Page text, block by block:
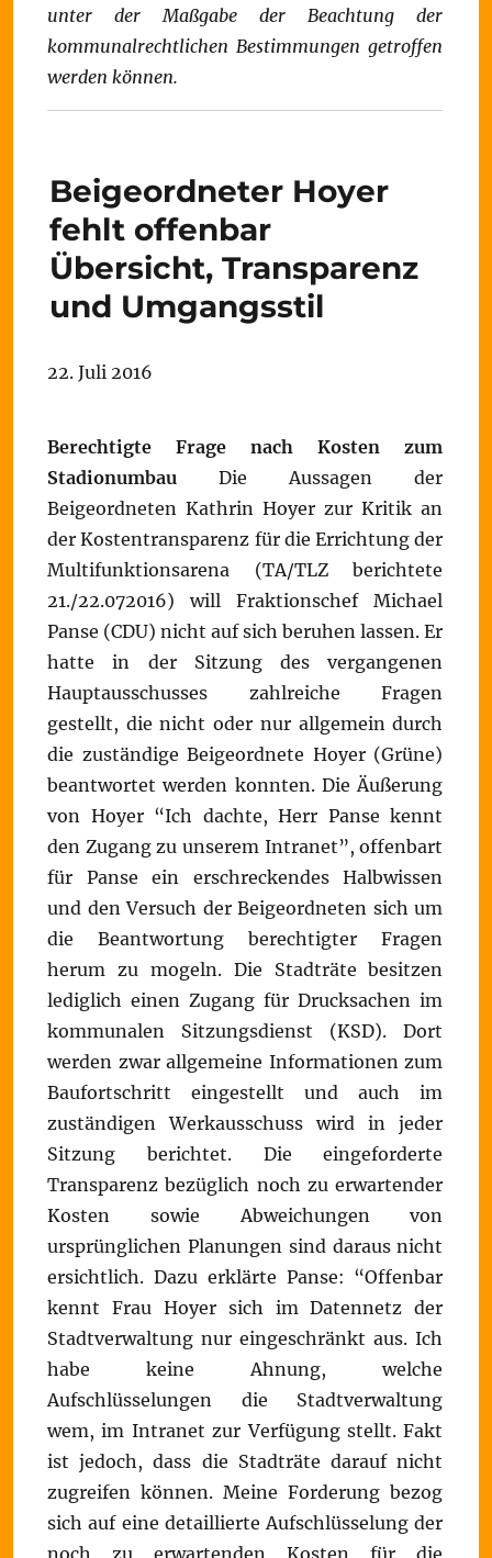
unter der Maßgabe der Beachtung der
kommunalrechtlichen Bestimmungen getroffen
werden können.
Beigeordneter Hoyer
fehlt offenbar
Übersicht, Transparenz
und Umgangsstil
22. Juli 2016
Berechtigte Frage nach Kosten zum
Stadionumbau Die Aussagen der
Beigeordneten Kathrin Hoyer zur Kritik an
der Kostentransparenz für die Errichtung der
Multifunktionsarena (TA/TLZ berichtete
21./22.072016) will Fraktionschef Michael
Panse (CDU) nicht auf sich beruhen lassen. Er
hatte in der Sitzung des vergangenen
Hauptausschusses zahlreiche Fragen
gestellt, die nicht oder nur allgemein durch
die zuständige Beigeordnete Hoyer (Grüne)
beantwortet werden konnten. Die Äußerung
von Hoyer “Ich dachte, Herr Panse kennt
den Zugang zu unserem Intranet”, offenbart
für Panse ein erschreckendes Halbwissen
und den Versuch der Beigeordneten sich um
die Beantwortung berechtigter Fragen
herum zu mogeln. Die Stadträte besitzen
lediglich einen Zugang für Drucksachen im
kommunalen Sitzungsdienst (KSD). Dort
werden zwar allgemeine Informationen zum
Baufortschritt eingestellt und auch im
zuständigen Werkausschuss wird in jeder
Sitzung berichtet. Die eingeforderte
Transparenz bezüglich noch zu erwartender
Kosten sowie Abweichungen von
ursprünglichen Planungen sind daraus nicht
ersichtlich. Dazu erklärte Panse: “Offenbar
kennt Frau Hoyer sich im Datennetz der
Stadtverwaltung nur eingeschränkt aus. Ich
habe keine Ahnung, welche
Aufschlüsselungen die Stadtverwaltung
wem, im Intranet zur Verfügung stellt. Fakt
ist jedoch, dass die Stadträte darauf nicht
zugreifen können. Meine Forderung bezog
sich auf eine detaillierte Aufschlüsselung der
noch zu erwartenden Kosten für die